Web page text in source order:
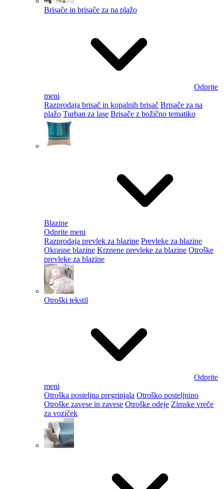
Brisače in brisače za na plažo
Odprite
meni
Razprodaja brisač in kopalnih brisač Brisače za na
plažo Turban za lase Brisače z božično tematiko
Blazine
Odprite meni
Razprodaja prevlek za blazine Prevleke za blazine
Okrasne blazine Krznene prevleke za blazine Otroške
prevleke za blazine
Otroški tekstil
Odprite
meni
Otroška posteljna pregrinjala Otroško posteljnino
Otroške zavese in zavese Otroške odeje Zimske vreče
za voziček